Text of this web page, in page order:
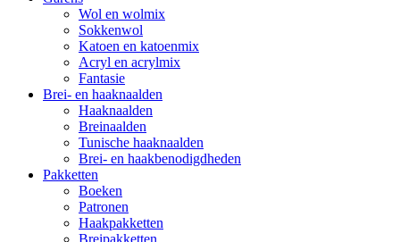
Wol en wolmix
Sokkenwol
Katoen en katoenmix
Acryl en acrylmix
Fantasie
Brei- en haaknaalden
Haaknaalden
Breinaalden
Tunische haaknaalden
Brei- en haakbenodigdheden
Pakketten
Boeken
Patronen
Haakpakketten
Breipakketten